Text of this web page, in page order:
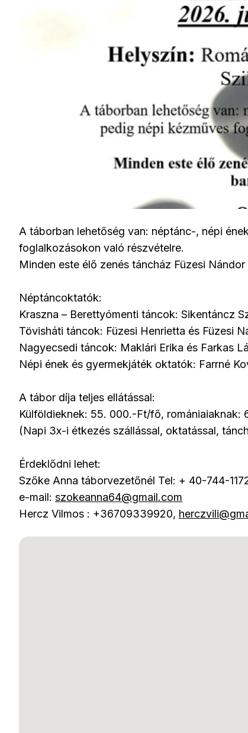
A táborban lehetőség van: néptánc-, népi
foglalkozásokon való részvételre.
Minden este élő zenés táncház Füzesi
Néptáncoktatók:
Kraszna – Berettyómenti táncok: Sikentáncz
Tövisháti táncok: Füzesi Henrietta és Füzesi
Nagyecsedi táncok: Maklári Erika és Farkas
Népi ének és gyermekjáték oktatók: Farrné
A tábor díja teljes ellátással:
Külföldieknek: 55. 000.-Ft/fő, romániaiaknak:
(Napi 3x-i étkezés szállással, oktatással,
Érdeklődni lehet:
Szőke Anna táborvezetőnél Tel: + 40-744-
e-mail: szokeanna64@gmail.com
Hercz Vilmos : +36709339920,